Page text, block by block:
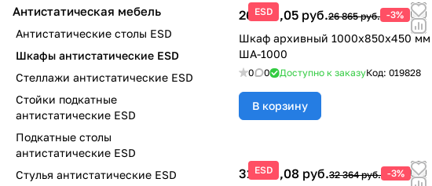
ESD
26 059,05 руб.26 865 руб. -3%
Шкаф архивный 1000х850х450 мм
ША-1000
0 0 Доступно к заказуКод: 019828
В корзину
ESD
31 393,08 руб.32 364 руб. -3%
Антистатическая мебель
Антистатические столы ESD
Шкафы антистатические ESD
Стеллажи антистатические ESD
Стойки подкатные
антистатические ESD
Подкатные столы
антистатические ESD
Стулья антистатические ESD